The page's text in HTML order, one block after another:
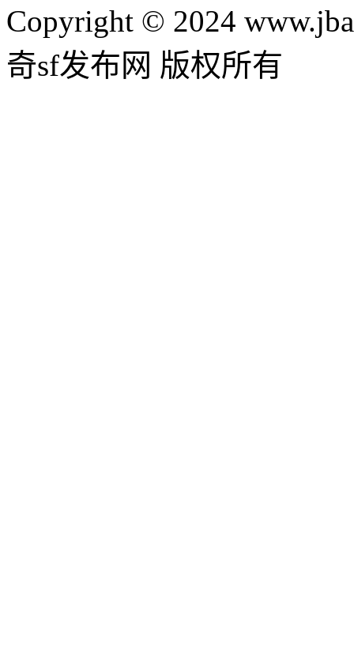
Copyright © 2024
奇sf发布网 版权所有